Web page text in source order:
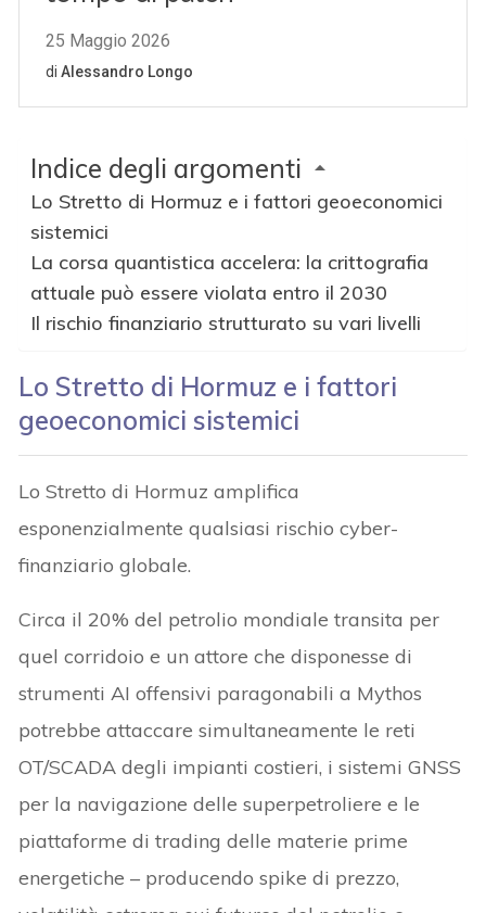
Indice degli argomenti
Lo Stretto di Hormuz e i fattori geoeconomici
sistemici
La corsa quantistica accelera: la crittografia
attuale può essere violata entro il 2030
Il rischio finanziario strutturato su vari livelli
Lo Stretto di Hormuz e i fattori
geoeconomici sistemici
Lo Stretto di Hormuz amplifica
esponenzialmente qualsiasi rischio cyber-
finanziario globale.
Circa il 20% del petrolio mondiale transita per
quel corridoio e un attore che disponesse di
strumenti AI offensivi paragonabili a Mythos
potrebbe attaccare simultaneamente le reti
OT/SCADA degli impianti costieri, i sistemi GNSS
per la navigazione delle superpetroliere e le
piattaforme di trading delle materie prime
energetiche – producendo spike di prezzo,